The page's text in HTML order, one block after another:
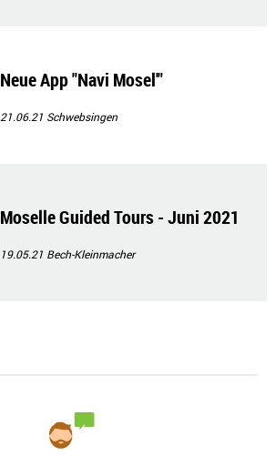
Neue App "Navi Mosel'"
21.06.21 Schwebsingen
Moselle Guided Tours - Juni 2021
19.05.21 Bech-Kleinmacher